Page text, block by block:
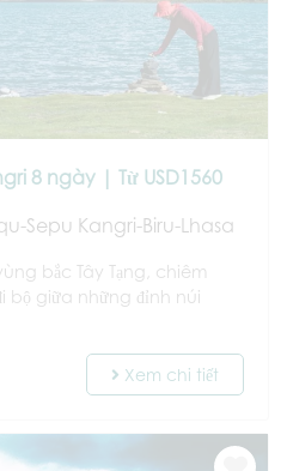
8 ngày | Từ USD1560
Sepu Kangri-Biru-Lhasa
bắc Tây Tạng, chiêm
bộ giữa những đỉnh núi
Xem chi tiết